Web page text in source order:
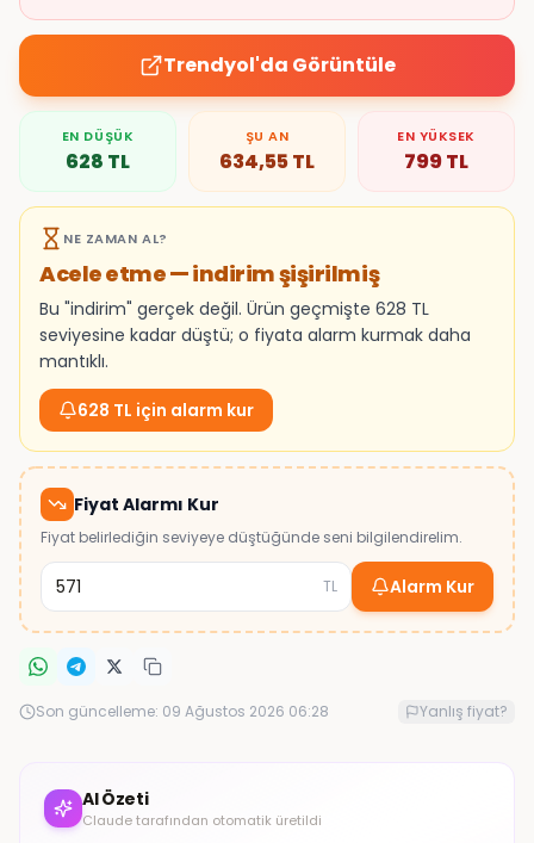
Trendyol'da Görüntüle
EN DÜŞÜK
628 TL
ŞU AN
634,55TL
EN YÜKSEK
799TL
NE ZAMAN AL?
Acele etme — indirim şişirilmiş
Bu "indirim" gerçek değil. Ürün geçmişte 628 TL
seviyesine kadar düştü; o fiyata alarm kurmak daha
mantıklı.
628 TL için alarm kur
Fiyat Alarmı Kur
Fiyat belirlediğin seviyeye düştüğünde seni bilgilendirelim.
TL Alarm Kur
Son güncelleme: 09 Ağustos 2026 06:28 Yanlış fiyat?
AI Özeti
Claude tarafından otomatik üretildi